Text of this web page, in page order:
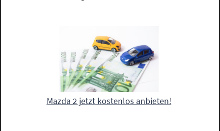
Mazda 2 jetzt kostenlos anbieten!